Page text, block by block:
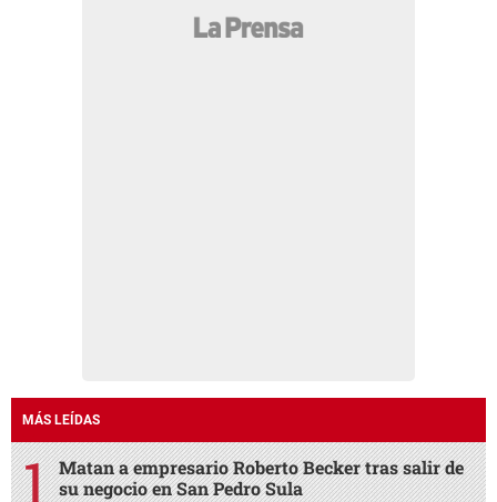
MÁS LEÍDAS
Matan a empresario Roberto Becker tras salir de
su negocio en San Pedro Sula